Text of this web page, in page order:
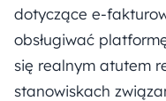
dotyczące e-
obsługiwać
się realnym atutem
stanowiskach